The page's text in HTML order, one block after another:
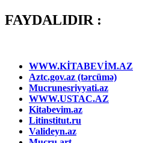
FAYDALIDIR :
WWW.KİTABEVİM.AZ
Aztc.gov.az (tərcümə)
Mucrunesriyyati.az
WWW.USTAC.AZ
Kitabevim.az
Litinstitut.ru
Valideyn.az